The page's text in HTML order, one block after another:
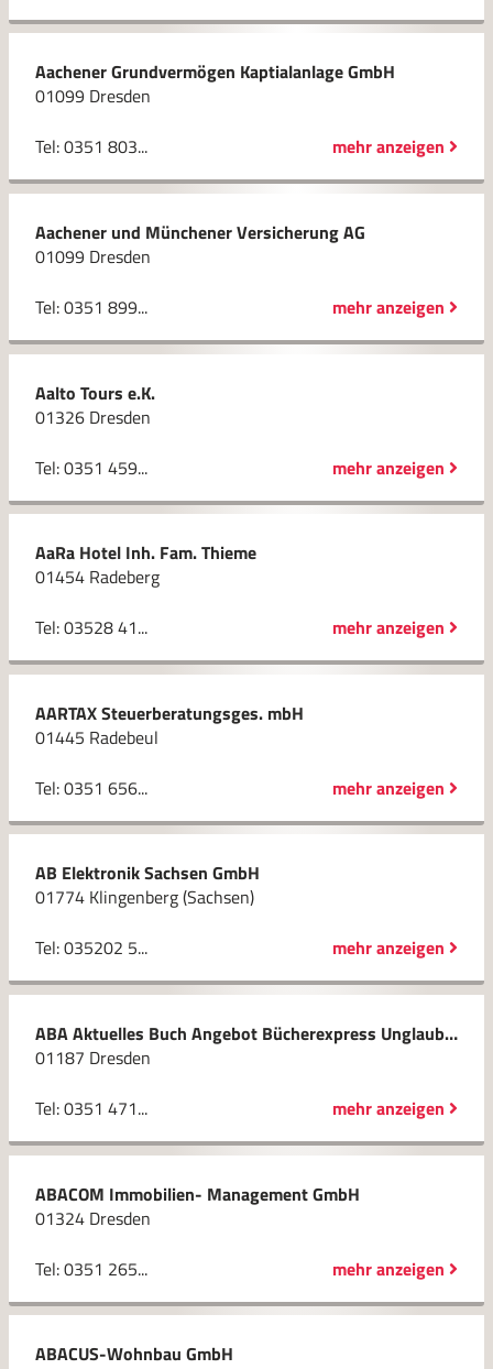
Aachener Grundvermögen Kaptialanlage GmbH
01099 Dresden
Tel: 0351 803...
mehr anzeigen
Aachener und Münchener Versicherung AG
01099 Dresden
Tel: 0351 899...
mehr anzeigen
Aalto Tours e.K.
01326 Dresden
Tel: 0351 459...
mehr anzeigen
AaRa Hotel Inh. Fam. Thieme
01454 Radeberg
Tel: 03528 41...
mehr anzeigen
AARTAX Steuerberatungsges. mbH
01445 Radebeul
Tel: 0351 656...
mehr anzeigen
AB Elektronik Sachsen GmbH
01774 Klingenberg (Sachsen)
Tel: 035202 5...
mehr anzeigen
ABA Aktuelles Buch Angebot Bücherexpress Unglaub & Weise oHG
01187 Dresden
Tel: 0351 471...
mehr anzeigen
ABACOM Immobilien- Management GmbH
01324 Dresden
Tel: 0351 265...
mehr anzeigen
ABACUS-Wohnbau GmbH